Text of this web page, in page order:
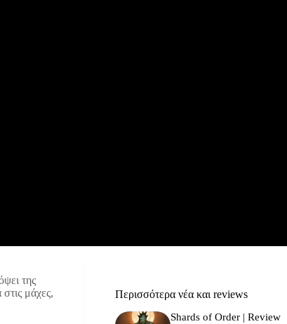
της
μάχες,
Περισσότερα νέα και reviews
Shards of Order | Review